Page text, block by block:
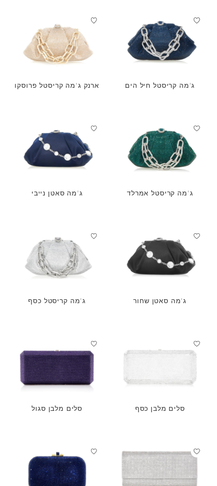
ג'מה קריסטל חיל הים ארנק ג'מה קריסטל פרוסקו
ג'מה קריסטל אמרלד ג'מה סאטן נייבי
ג'מה סאטן שחור ג'מה קריסטל כסף
סלים מלבן כסף סלים מלבן סגול